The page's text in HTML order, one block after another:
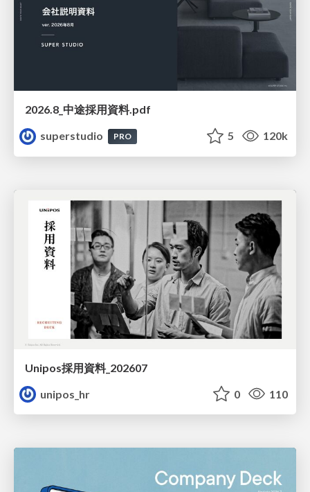
2026.8_中途採用資料.pdf
superstudio
PRO 5 120k
Unipos採用資料_202607
unipos_hr
0 110